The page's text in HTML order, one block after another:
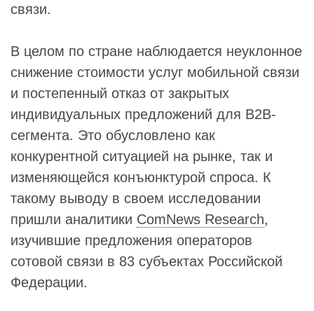
связи.
В целом по стране наблюдается неуклонное
снижение стоимости услуг мобильной связи
и постепенный отказ от закрытых
индивидуальных предложений для B2B-
сегмента. Это обусловлено как
конкурентной ситуацией на рынке, так и
изменяющейся конъюнктурой спроса. К
такому выводу в своем исследовании
пришли аналитики ComNews Research,
изучившие предложения операторов
сотовой связи в 83 субъектах Российской
Федерации.